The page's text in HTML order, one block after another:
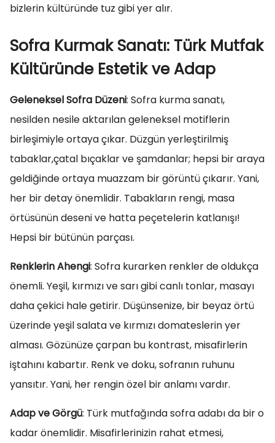
bizlerin kültüründe tuz gibi yer alır.
Sofra Kurmak Sanatı: Türk Mutfak
Kültüründe Estetik ve Adap
Geleneksel Sofra Düzeni: Sofra kurma sanatı,
nesilden nesile aktarılan geleneksel motiflerin
birleşimiyle ortaya çıkar. Düzgün yerleştirilmiş
tabaklar,çatal bıçaklar ve şamdanlar; hepsi bir araya
geldiğinde ortaya muazzam bir görüntü çıkarır. Yani,
her bir detay önemlidir. Tabakların rengi, masa
örtüsünün deseni ve hatta peçetelerin katlanışı!
Hepsi bir bütünün parçası.
Renklerin Ahengi: Sofra kurarken renkler de oldukça
önemli. Yeşil, kırmızı ve sarı gibi canlı tonlar, masayı
daha çekici hale getirir. Düşünsenize, bir beyaz örtü
üzerinde yeşil salata ve kırmızı domateslerin yer
alması. Gözünüze çarpan bu kontrast, misafirlerin
iştahını kabartır. Renk ve doku, sofranın ruhunu
yansıtır. Yani, her rengin özel bir anlamı vardır.
Adap ve Görgü: Türk mutfağında sofra adabı da bir o
kadar önemlidir. Misafirlerinizin rahat etmesi,